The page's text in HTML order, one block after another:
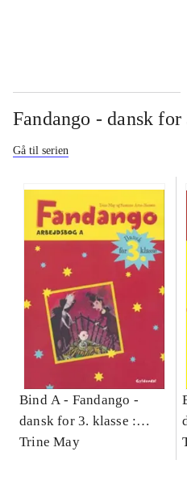
Fandango - dansk for
Gå til serien
Bind A - Fandango -
dansk for 3. klasse :
grundbog -- Arbejdsbog.
Trine May